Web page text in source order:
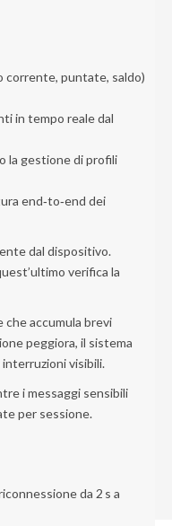
corrente, puntate, saldo)
in tempo reale dal
la gestione di profili
end‑to‑end dei
dal dispositivo.
verifica la
accumula brevi
peggiora, il sistema
visibili.
i messaggi sensibili
per sessione.
da 2 s a